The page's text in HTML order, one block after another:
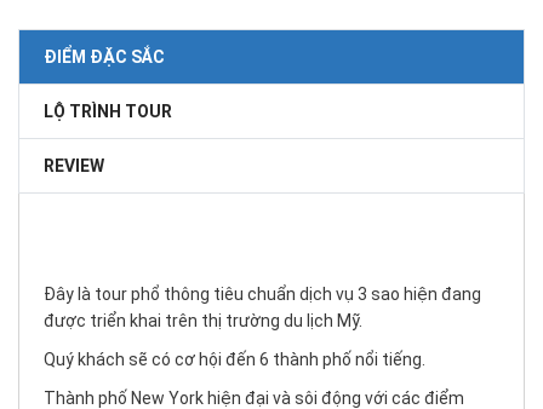
ĐIỂM ĐẶC SẮC
LỘ TRÌNH TOUR
REVIEW
Đây là tour phổ thông tiêu chuẩn dịch vụ 3 sao hiện đang
được triển khai trên thị trường du lịch Mỹ.
Quý khách sẽ có cơ hội đến 6 thành phố nổi tiếng.
Thành phố New York hiện đại và sôi động với các điểm